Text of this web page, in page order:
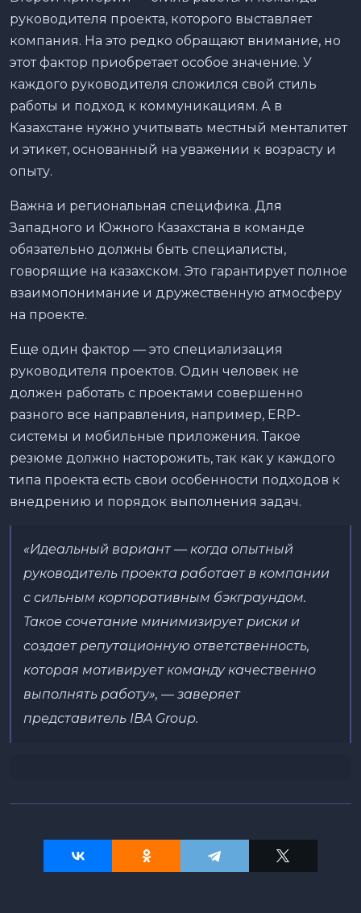
руководителя проекта, которого выставляет
компания. На это редко обращают внимание, но
этот фактор приобретает особое значение. У
каждого руководителя сложился свой стиль
работы и подход к коммуникациям. А в
Казахстане нужно учитывать местный менталитет
и этикет, основанный на уважении к возрасту и
опыту.
Важна и региональная специфика. Для
Западного и Южного Казахстана в команде
обязательно должны быть специалисты,
говорящие на казахском. Это гарантирует полное
взаимопонимание и дружественную атмосферу
на проекте.
Еще один фактор — это специализация
руководителя проектов. Один человек не
должен работать с проектами совершенно
разного все направления, например, ERP-
системы и мобильные приложения. Такое
резюме должно насторожить, так как у каждого
типа проекта есть свои особенности подходов к
внедрению и порядок выполнения задач.
«Идеальный вариант — когда опытный
руководитель проекта работает в компании
с сильным корпоративным бэкграундом.
Такое сочетание минимизирует риски и
создает репутационную ответственность,
которая мотивирует команду качественно
выполнять работу», — заверяет
представитель IBA Group.